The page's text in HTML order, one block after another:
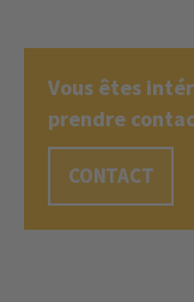
Vous êtes
prendre
CONTACT